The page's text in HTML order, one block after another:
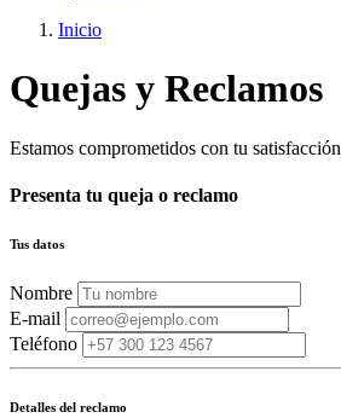
Inicio
Quejas y Reclamos
Estamos comprometidos con tu satisfacción
Presenta tu queja o reclamo
Tus datos
Nombre
E-mail
Teléfono
Detalles del reclamo